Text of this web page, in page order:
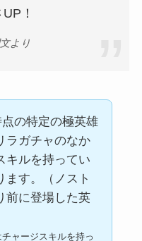
！
より
の特定の極英雄
ラガチャのなか
キルを持ってい
ます。（ノスト
前に登場した英
ャージスキルを持っ